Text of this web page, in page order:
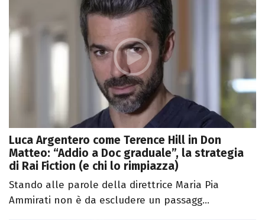
Luca Argentero come Terence Hill in Don
Matteo: “Addio a Doc graduale”, la strategia
di Rai Fiction (e chi lo rimpiazza)
Stando alle parole della direttrice Maria Pia
Ammirati non è da escludere un passagg...